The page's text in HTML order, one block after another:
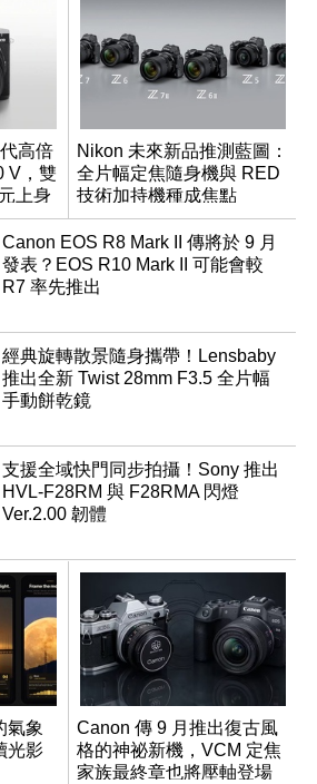
高倍
V，雙
上身
Nikon 未來新品推測藍圖：
全片幅定焦隨身機與 RED
技術加持機種成焦點
Canon EOS R8 Mark II 傳將於 9 月
發表？EOS R10 Mark II 可能會較
R7 率先推出
經典旋轉散景隨身攜帶！Lensbaby
推出全新 Twist 28mm F3.5 全片幅
手動餅乾鏡
支援全域快門同步拍攝！Sony 推出
HVL-F28RM 與 F28RMA 閃燈
Ver.2.00 韌體
氣象
光影
Canon 傳 9 月推出復古風
格的神祕新機，VCM 定焦
家族最終章也將壓軸登場